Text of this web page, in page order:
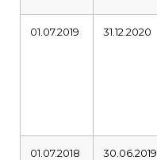
01.07.2019 31.12.2020
01.07.2018 30.06.2019